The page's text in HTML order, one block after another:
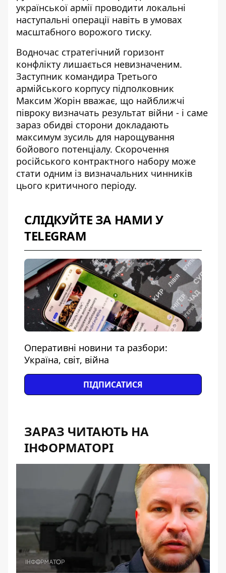
української армії проводити локальні
наступальні операції навіть в умовах
масштабного ворожого тиску.
Водночас стратегічний горизонт
конфлікту лишається невизначеним.
Заступник командира Третього
армійського корпусу підполковник
Максим Жорін вважає, що найближчі
півроку визначать результат війни - і саме
зараз обидві сторони докладають
максимум зусиль для нарощування
бойового потенціалу. Скорочення
російського контрактного набору може
стати одним із визначальних чинників
цього критичного періоду.
СЛІДКУЙТЕ ЗА НАМИ У
TELEGRAM
Оперативні новини та разбори:
Україна, світ, війна
ПІДПИСАТИСЯ
ЗАРАЗ ЧИТАЮТЬ НА
ІНФОРМАТОРІ